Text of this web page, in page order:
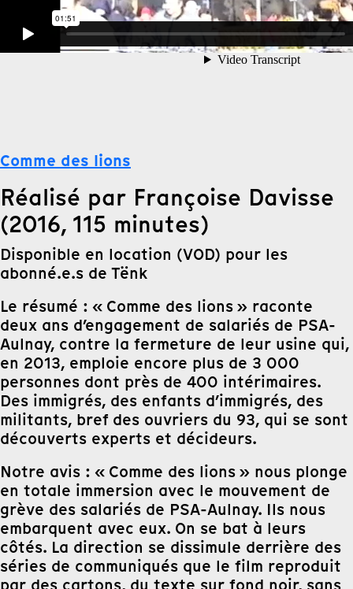
Comme des lions
Réalisé par Françoise Davisse
(2016, 115 minutes)
Disponible en location (VOD) pour les
abonné.e.s de Tënk
Le résumé : « Comme des lions » raconte
deux ans d’engagement de salariés de PSA-
Aulnay, contre la fermeture de leur usine qui,
en 2013, emploie encore plus de 3 000
personnes dont près de 400 intérimaires.
Des immigrés, des enfants d’immigrés, des
militants, bref des ouvriers du 93, qui se sont
découverts experts et décideurs.
Notre avis : « Comme des lions » nous plonge
en totale immersion avec le mouvement de
grève des salariés de PSA-Aulnay. Ils nous
embarquent avec eux. On se bat à leurs
côtés. La direction se dissimule derrière des
séries de communiqués que le film reproduit